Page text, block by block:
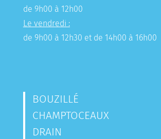
de 9h00 à 12h00
Le vendredi :
de 9h00 à 12h30 et de 14h00 à 16h00
BOUZILLÉ
CHAMPTOCEAUX
DRAIN